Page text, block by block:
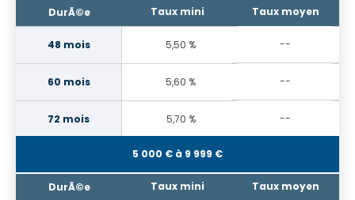
5,50 % --
5,60 % --
5,70 % --
5 000 € à 9 999 €